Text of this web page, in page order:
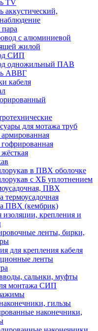
TV
аккустический,
с алюминиевой
жилой
СИП
одножильный ПАВ
АВВГ
кабеля
для мотажа труб
в ПВХ оболочке
с ХБ уплотнением
ПВХ
термоусадочная
ПВХ (кембрик)
изоляции, крепления и
ленты, бирки,
для крепления кабеля
ленты
сальнки, муфты
монтажа СИП
гильзы
наконечники,